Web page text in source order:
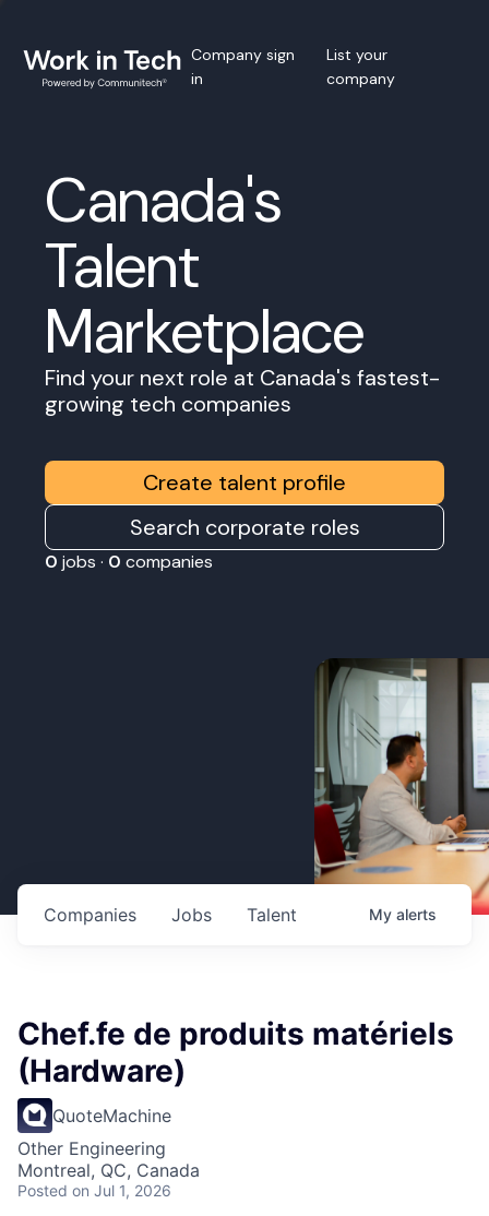
Company sign
in
List your
company
Canada's
Talent
Marketplace
Find your next role at Canada's fastest-
growing tech companies
Create talent profile
Search corporate roles
0 jobs · 0 companies
Jobs
Companies Talent My alerts
Chef.fe de produits matériels
(Hardware)
QuoteMachine
Other Engineering
Montreal, QC, Canada
Posted on Jul 1, 2026